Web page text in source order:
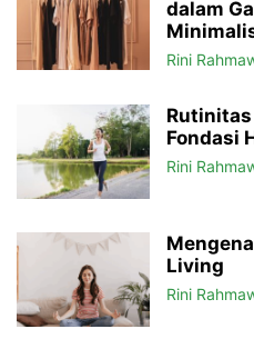
dalam
Rini
Rutinitas
Fondasi
Rini
Living
Rini